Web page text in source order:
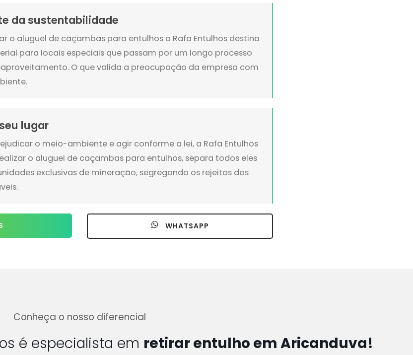
da sustentabilidade
o aluguel de caçambas para entulhos a Rafa Entulhos destina
para locais especiais que passam por um longo processo
O que valida a preocupação da empresa com
lugar
o meio-ambiente e agir conforme a lei, a Rafa Entulhos
o aluguel de caçambas para entulhos, separa todos eles
exclusivas de mineração, segregando os rejeitos dos
WHATSAPP
Conheça o nosso diferencial
é especialista em retirar entulho em Aricanduva!